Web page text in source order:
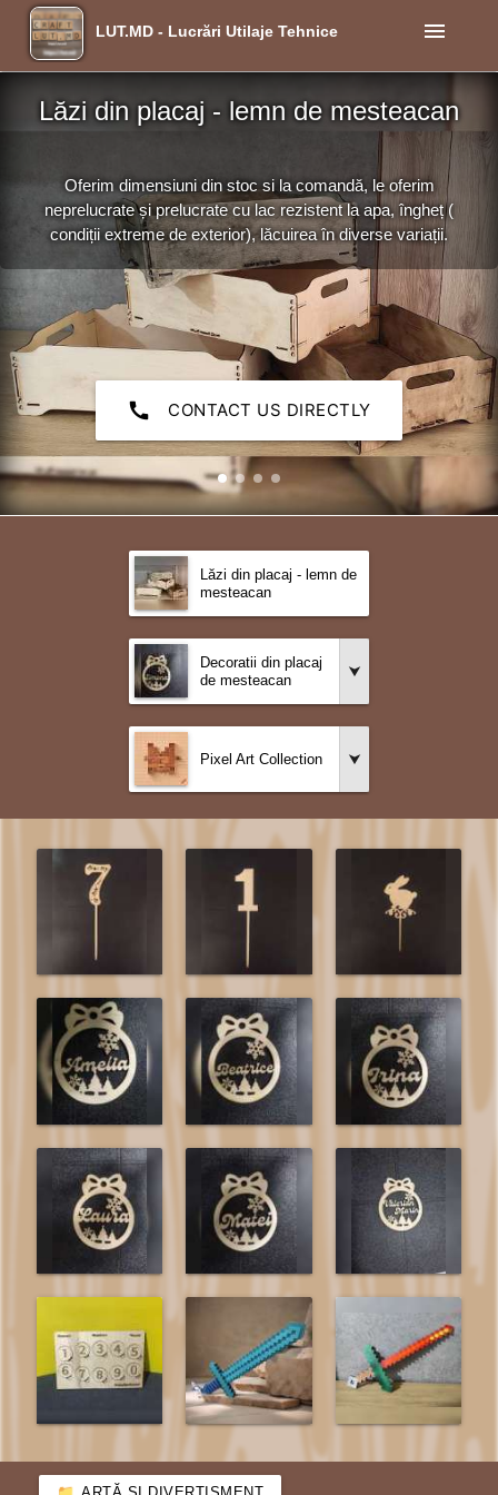
LUT.MD - Lucrări Utilaje Tehnice menu
call CONTACT US DIRECTLY
Lăzi din placaj - lemn de mesteacan
Oferim dimensiuni din stoc si la comandă, le oferim
neprelucrate și prelucrate cu lac rezistent la apa, îngheț (
condiții extreme de exterior), lăcuirea în diverse variații.
Lăzi din placaj - lemn de
mesteacan
Decoratii din placaj
de mesteacan
Pixel Art Collection